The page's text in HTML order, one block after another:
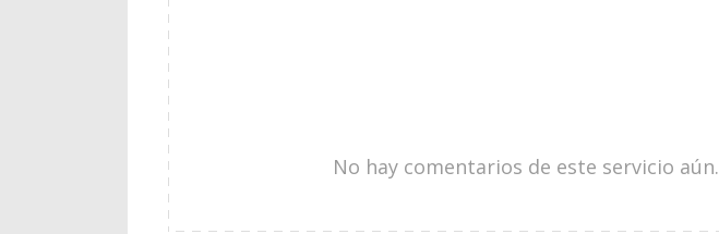
No hay comentarios de este servicio aún.